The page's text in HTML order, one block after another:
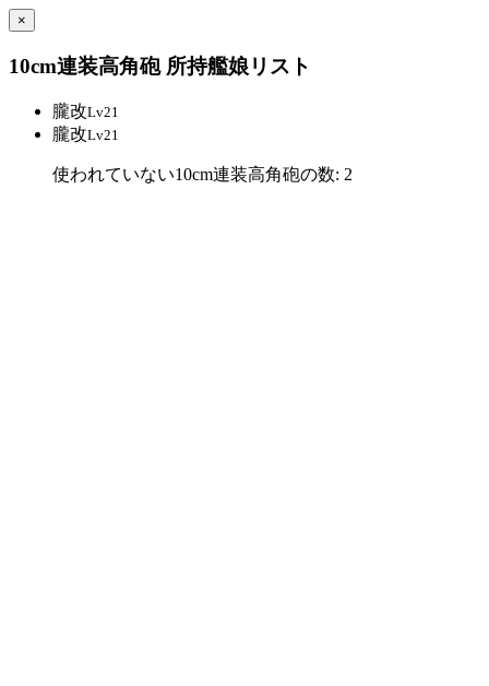
×
10cm連装高角砲 所持艦娘リスト
朧改Lv21
朧改Lv21
使われていない10cm連装高角砲の数: 2